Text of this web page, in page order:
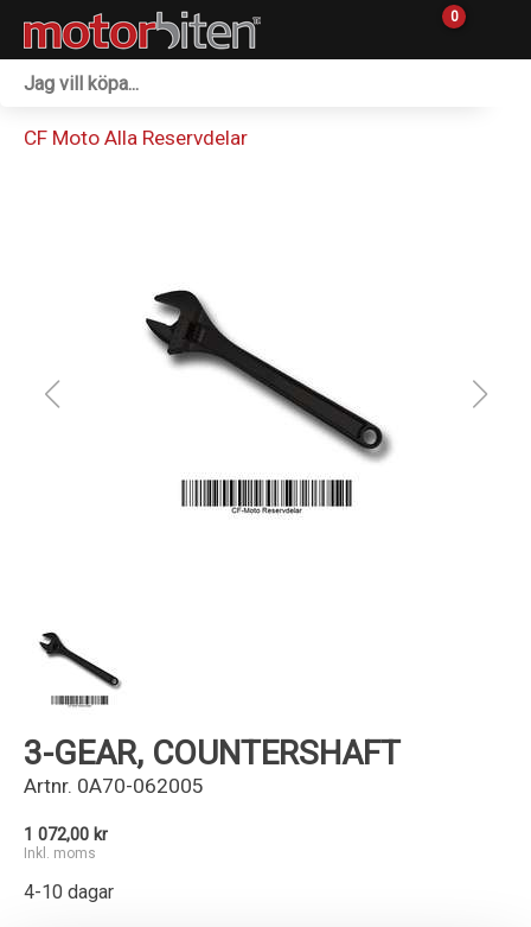
0
Reservdelar
Sprängskisser
CF Moto Alla Reservdelar
3-GEAR, COUNTERSHAFT
Artnr. 0A70-062005
1 072,00 kr
Inkl. moms
4-10 dagar